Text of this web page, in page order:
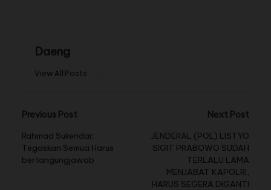
Daeng
View All Posts
Previous Post
Rahmad Sukendar:
Tegaskan Semua Harus
bertangungjawab
Next Post
JENDERAL (POL) LISTYO
SIGIT PRABOWO SUDAH
TERLALU LAMA
MENJABAT KAPOLRI,
HARUS SEGERA DIGANTI